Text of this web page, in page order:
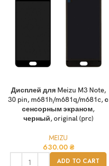
Дисплей для Meizu M3 Note,
30 pin, m681h/m681q/m681c, с
сенсорным экраном,
черный, original (prc)
MEIZU
630.00 ₴
ADD TO CART